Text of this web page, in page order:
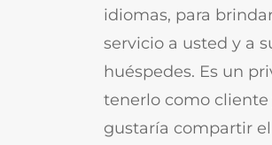
idiomas, para
servicio a usted y a
huéspedes. Es un
tenerlo como cliente
gustaría compartir